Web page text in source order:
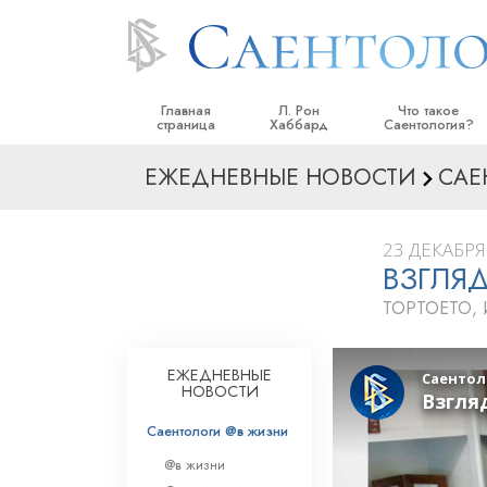
Главная
страница
Л. Рон
Хаббард
Что такое
Саентология?
Верования и
Что саентологи
Саентологии
Внутри церкви
Основные
Введение в
ЕЖЕДНЕВНЫЕ НОВОСТИ
23
ТОРТОЕТО,
ЕЖЕДНЕВНЫЕ
НОВОСТИ
Саентологи @в жизни
@в жизни